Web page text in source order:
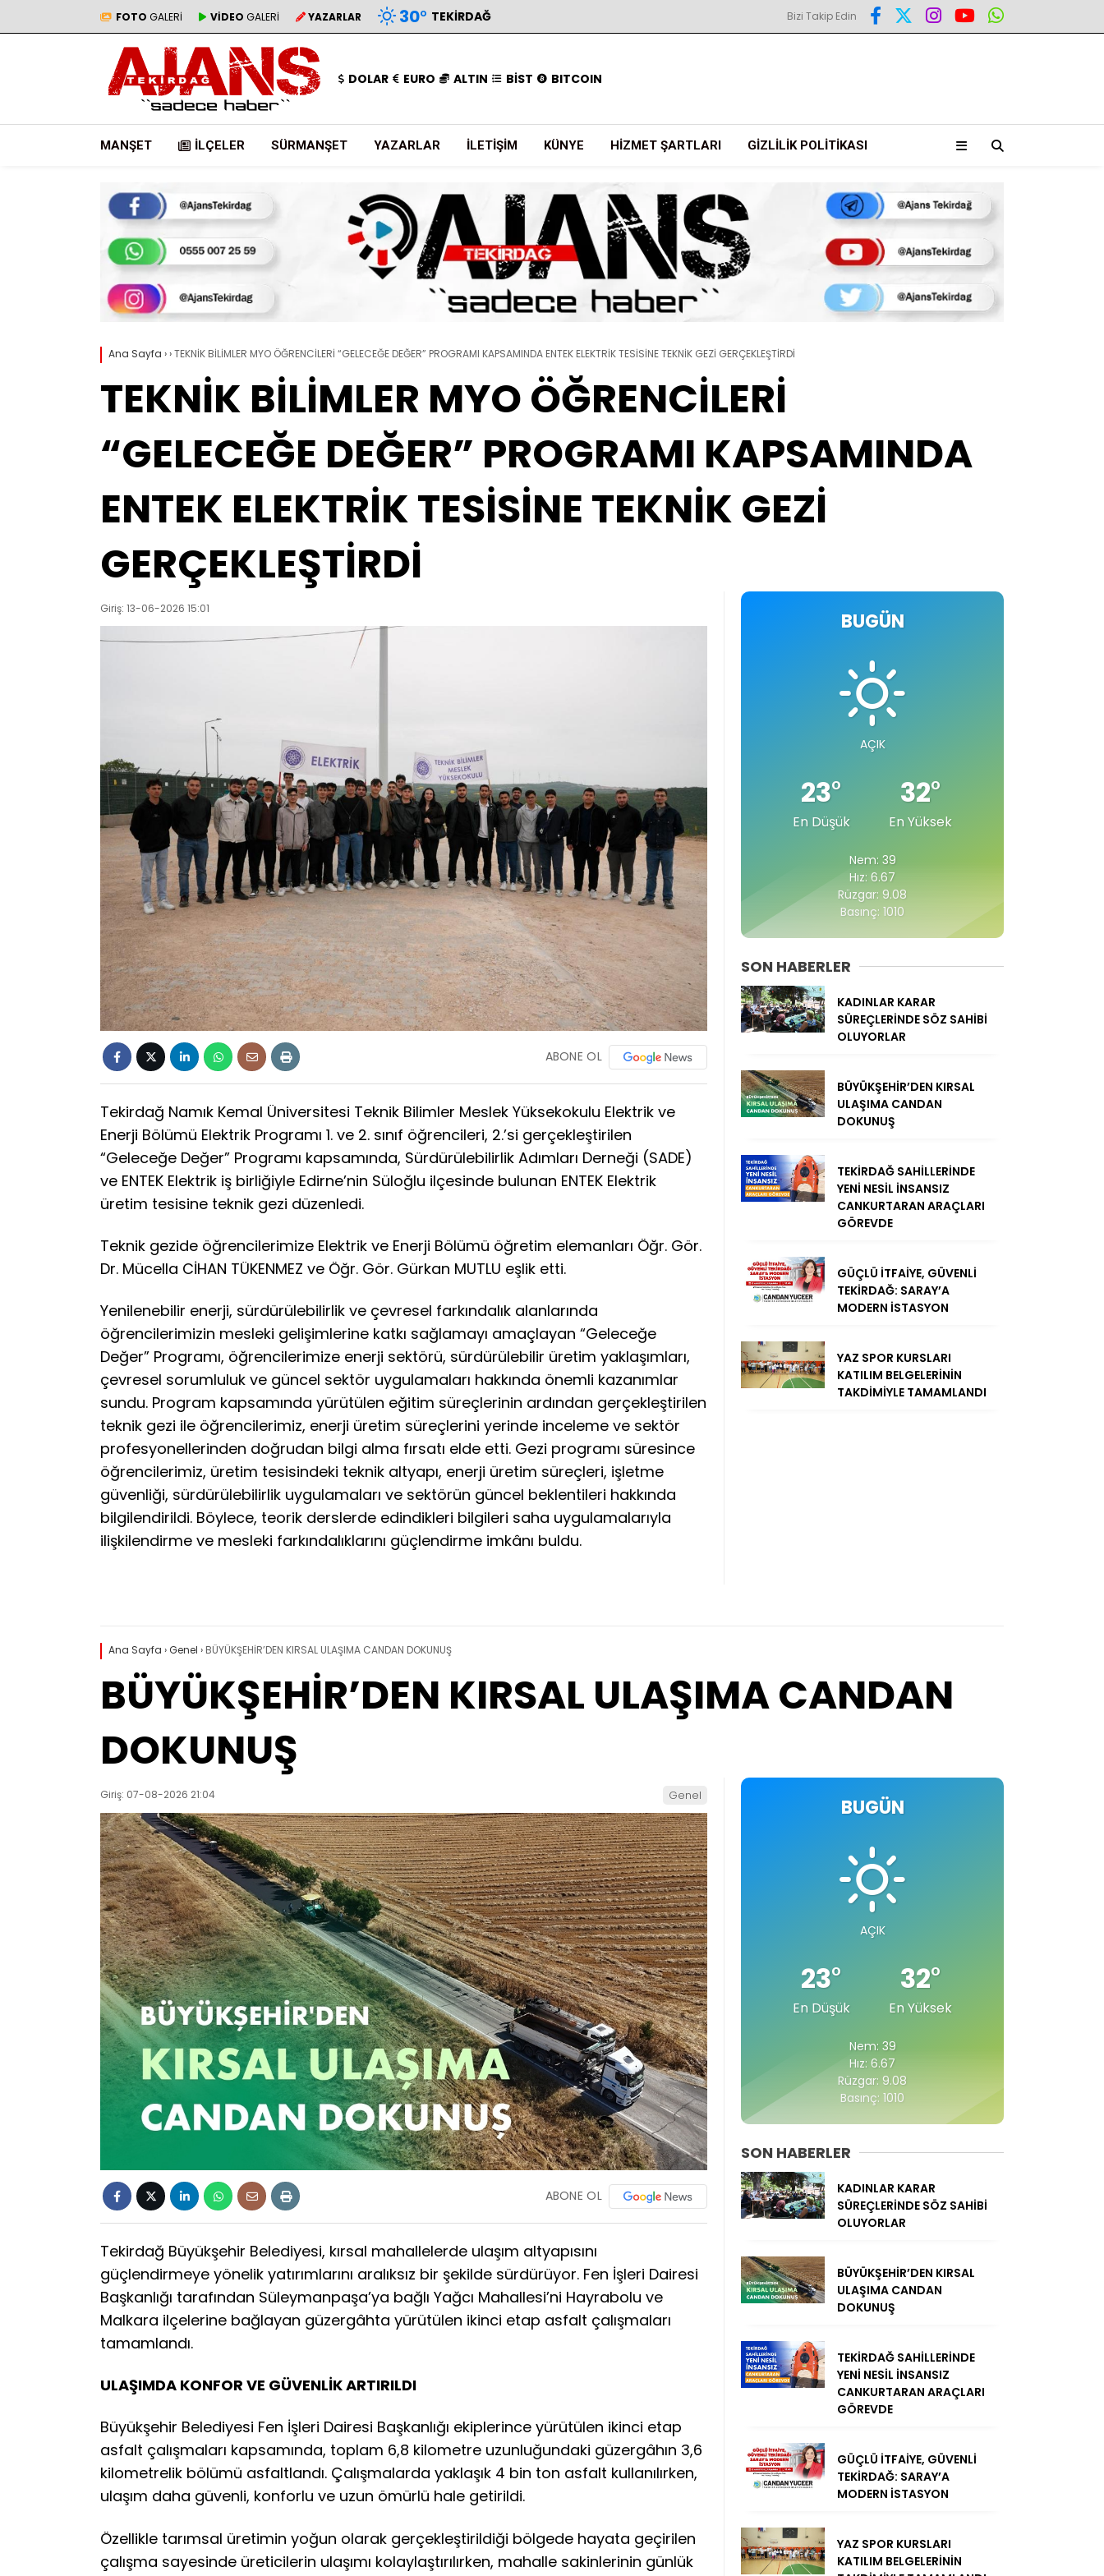
FOTO GALERİ VİDEO GALERİ YAZARLAR 30° TEKIRDAĞ Bizi Takip Edin
DOLAR EURO ALTIN BİST BITCOIN
MANŞET İLÇELER SÜRMANŞET YAZARLAR İLETIŞIM KÜNYE HIZMET ŞARTLARI GIZLILIK POLITIKASI
Ana Sayfa ››TEKNİK BİLİMLER MYO ÖĞRENCİLERİ “GELECEĞE DEĞER” PROGRAMI KAPSAMINDA ENTEK ELEKTRİK TESİSİNE TEKNİK GEZİ GERÇEKLEŞTİRDİ
TEKNİK BİLİMLER MYO ÖĞRENCİLERİ
“GELECEĞE DEĞER” PROGRAMI KAPSAMINDA
ENTEK ELEKTRİK TESİSİNE TEKNİK GEZİ
GERÇEKLEŞTİRDİ
Giriş: 13-06-2026 15:01
ABONE OL
Tekirdağ Namık Kemal Üniversitesi Teknik Bilimler Meslek Yüksekokulu Elektrik ve
Enerji Bölümü Elektrik Programı 1. ve 2. sınıf öğrencileri, 2.’si gerçekleştirilen
“Geleceğe Değer” Programı kapsamında, Sürdürülebilirlik Adımları Derneği (SADE)
ve ENTEK Elektrik iş birliğiyle Edirne’nin Süloğlu ilçesinde bulunan ENTEK Elektrik
üretim tesisine teknik gezi düzenledi.
Teknik gezide öğrencilerimize Elektrik ve Enerji Bölümü öğretim elemanları Öğr. Gör.
Dr. Mücella CİHAN TÜKENMEZ ve Öğr. Gör. Gürkan MUTLU eşlik etti.
Yenilenebilir enerji, sürdürülebilirlik ve çevresel farkındalık alanlarında
öğrencilerimizin mesleki gelişimlerine katkı sağlamayı amaçlayan “Geleceğe
Değer” Programı, öğrencilerimize enerji sektörü, sürdürülebilir üretim yaklaşımları,
çevresel sorumluluk ve güncel sektör uygulamaları hakkında önemli kazanımlar
sundu. Program kapsamında yürütülen eğitim süreçlerinin ardından gerçekleştirilen
teknik gezi ile öğrencilerimiz, enerji üretim süreçlerini yerinde inceleme ve sektör
profesyonellerinden doğrudan bilgi alma fırsatı elde etti. Gezi programı süresince
öğrencilerimiz, üretim tesisindeki teknik altyapı, enerji üretim süreçleri, işletme
güvenliği, sürdürülebilirlik uygulamaları ve sektörün güncel beklentileri hakkında
bilgilendirildi. Böylece, teorik derslerde edindikleri bilgileri saha uygulamalarıyla
ilişkilendirme ve mesleki farkındalıklarını güçlendirme imkânı buldu.
BUGÜN
AÇIK
23°
En Düşük
32°
En Yüksek
Nem: 39
Hız: 6.67
Rüzgar: 9.08
Basınç: 1010
SON HABERLER
KADINLAR KARAR
SÜREÇLERİNDE SÖZ SAHİBİ
OLUYORLAR
BÜYÜKŞEHİR’DEN KIRSAL
ULAŞIMA CANDAN
DOKUNUŞ
TEKİRDAĞ SAHİLLERİNDE
YENİ NESİL İNSANSIZ
CANKURTARAN ARAÇLARI
GÖREVDE
GÜÇLÜ İTFAİYE, GÜVENLİ
TEKİRDAĞ: SARAY’A
MODERN İSTASYON
YAZ SPOR KURSLARI
KATILIM BELGELERİNİN
TAKDİMİYLE TAMAMLANDI
Ana Sayfa ›Genel › BÜYÜKŞEHİR’DEN KIRSAL ULAŞIMA CANDAN DOKUNUŞ
BÜYÜKŞEHİR’DEN KIRSAL ULAŞIMA CANDAN
DOKUNUŞ
Giriş: 07-08-2026 21:04 Genel
ABONE OL
Tekirdağ Büyükşehir Belediyesi, kırsal mahallelerde ulaşım altyapısını
güçlendirmeye yönelik yatırımlarını aralıksız bir şekilde sürdürüyor. Fen İşleri Dairesi
Başkanlığı tarafından Süleymanpaşa’ya bağlı Yağcı Mahallesi’ni Hayrabolu ve
Malkara ilçelerine bağlayan güzergâhta yürütülen ikinci etap asfalt çalışmaları
tamamlandı.
ULAŞIMDA KONFOR VE GÜVENLİK ARTIRILDI
Büyükşehir Belediyesi Fen İşleri Dairesi Başkanlığı ekiplerince yürütülen ikinci etap
asfalt çalışmaları kapsamında, toplam 6,8 kilometre uzunluğundaki güzergâhın 3,6
kilometrelik bölümü asfaltlandı. Çalışmalarda yaklaşık 4 bin ton asfalt kullanılırken,
ulaşım daha güvenli, konforlu ve uzun ömürlü hale getirildi.
Özellikle tarımsal üretimin yoğun olarak gerçekleştirildiği bölgede hayata geçirilen
çalışma sayesinde üreticilerin ulaşımı kolaylaştırılırken, mahalle sakinlerinin günlük
BUGÜN
AÇIK
23°
En Düşük
32°
En Yüksek
Nem: 39
Hız: 6.67
Rüzgar: 9.08
Basınç: 1010
SON HABERLER
KADINLAR KARAR
SÜREÇLERİNDE SÖZ SAHİBİ
OLUYORLAR
BÜYÜKŞEHİR’DEN KIRSAL
ULAŞIMA CANDAN
DOKUNUŞ
TEKİRDAĞ SAHİLLERİNDE
YENİ NESİL İNSANSIZ
CANKURTARAN ARAÇLARI
GÖREVDE
GÜÇLÜ İTFAİYE, GÜVENLİ
TEKİRDAĞ: SARAY’A
MODERN İSTASYON
YAZ SPOR KURSLARI
KATILIM BELGELERİNİN